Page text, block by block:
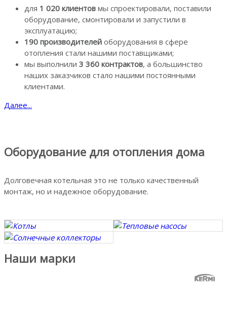
для 1 020 клиентов мы спроектировали, поставили
оборудование, смонтировали и запустили в
эксплуатацию;
190 производителей оборудования в сфере
отопления стали нашими поставщиками;
мы выполнили 3 360 контрактов, а большинство
наших заказчиков стало нашими постоянными
клиентами.
Далее...
Оборудование для отопления дома
Долговечная котельная это не только качественный
монтаж, но и надежное оборудование.
Наши марки